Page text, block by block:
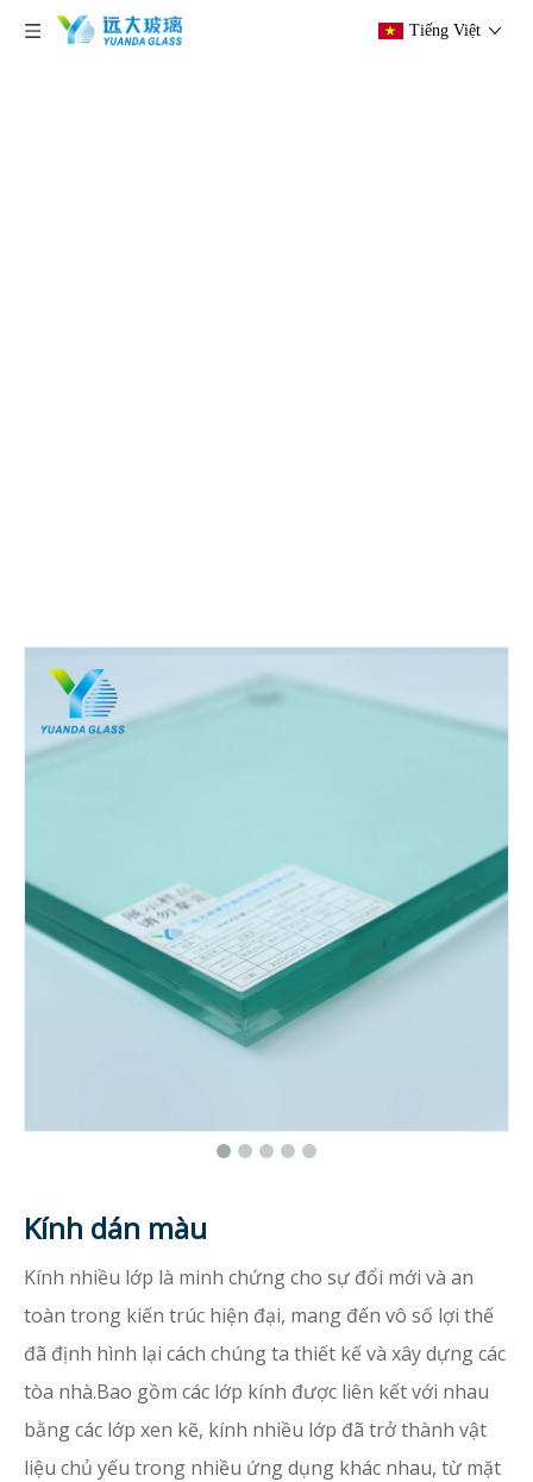
Tiếng Việt
Kính dán màu
Kính nhiều lớp là minh chứng cho sự đổi mới và an
toàn trong kiến ​​trúc hiện đại, mang đến vô số lợi thế
đã định hình lại cách chúng ta thiết kế và xây dựng các
tòa nhà.Bao gồm các lớp kính được liên kết với nhau
bằng các lớp xen kẽ, kính nhiều lớp đã trở thành vật
liệu chủ yếu trong nhiều ứng dụng khác nhau, từ mặt